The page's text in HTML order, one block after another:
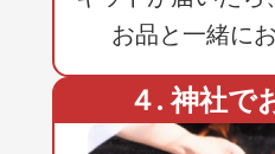
お品と一緒に
４. 神社で